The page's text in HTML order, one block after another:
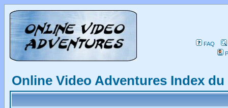
FAQ
Online Video Adventures Index